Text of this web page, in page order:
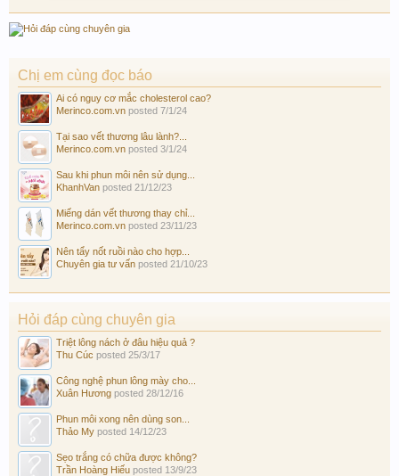
Chị em cùng đọc báo
Ai có nguy cơ mắc cholesterol cao?
Merinco.com.vn posted 7/1/24
Tại sao vết thương lâu lành?...
Merinco.com.vn posted 3/1/24
Sau khi phun môi nên sử dụng...
KhanhVan posted 21/12/23
Miếng dán vết thương thay chỉ...
Merinco.com.vn posted 23/11/23
Nên tẩy nốt ruồi nào cho hợp...
Chuyên gia tư vấn posted 21/10/23
Hỏi đáp cùng chuyên gia
Triệt lông nách ở đâu hiệu quả ?
Thu Cúc posted 25/3/17
Công nghệ phun lông mày cho...
Xuân Hương posted 28/12/16
Phun môi xong nên dùng son...
Thảo My posted 14/12/23
Sẹo trắng có chữa được không?
Trần Hoàng Hiếu posted 13/9/23